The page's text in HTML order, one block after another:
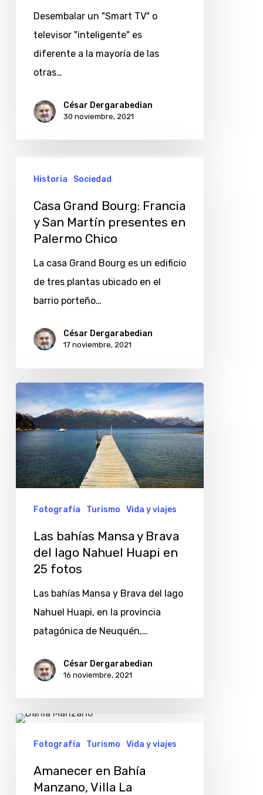
estas
configuraciones
Desembalar un "Smart TV" o
televisor "inteligente" es
diferente a la mayoría de las
otras…
César Dergarabedian
30 noviembre, 2021
Grand
Bourg:
Francia
Martín
presentes
Palermo
Chico
Historia Sociedad
Casa Grand Bourg: Francia
y San Martín presentes en
Palermo Chico
La casa Grand Bourg es un edificio
de tres plantas ubicado en el
barrio porteño…
César Dergarabedian
17 noviembre, 2021
bahías
Mansa
y
Brava
del
Huapi
fotos
Fotografía Turismo Vida y viajes
Las bahías Mansa y Brava
del lago Nahuel Huapi en
25 fotos
Las bahías Mansa y Brava del lago
Nahuel Huapi, en la provincia
patagónica de Neuquén,…
César Dergarabedian
16 noviembre, 2021
Amanecer
Manzano,
Fotografía Turismo Vida y viajes
Amanecer en Bahía
Manzano, Villa La